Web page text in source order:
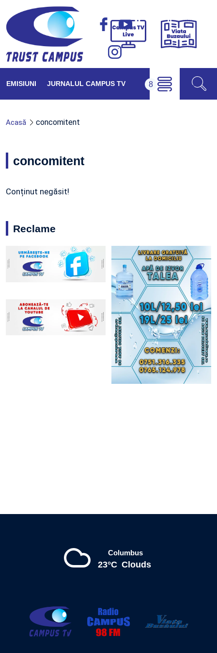
Campus
Viața
EMISIUNI JURNALUL CAMPUS TV
Acasă concomitent
concomitent
Conținut negăsit!
Reclame
Columbus
23°C Clouds